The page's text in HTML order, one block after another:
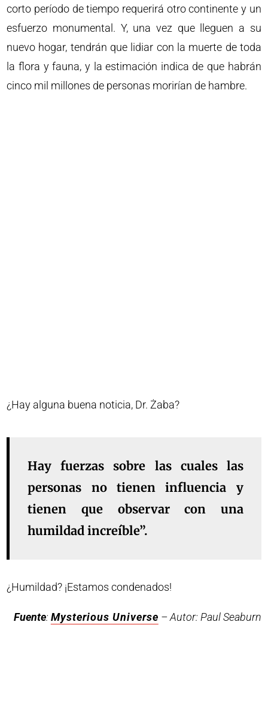
corto período de tiempo requerirá otro continente y un
esfuerzo monumental. Y, una vez que lleguen a su
nuevo hogar, tendrán que lidiar con la muerte de toda
la flora y fauna, y la estimación indica de que habrán
cinco mil millones de personas morirían de hambre.
¿Hay alguna buena noticia, Dr. Żaba?
Hay fuerzas sobre las cuales las
personas no tienen influencia y
tienen que observar con una
humildad increíble”.
¿Humildad? ¡Estamos condenados!
Fuente: Mysterious Universe – Autor: Paul Seaburn